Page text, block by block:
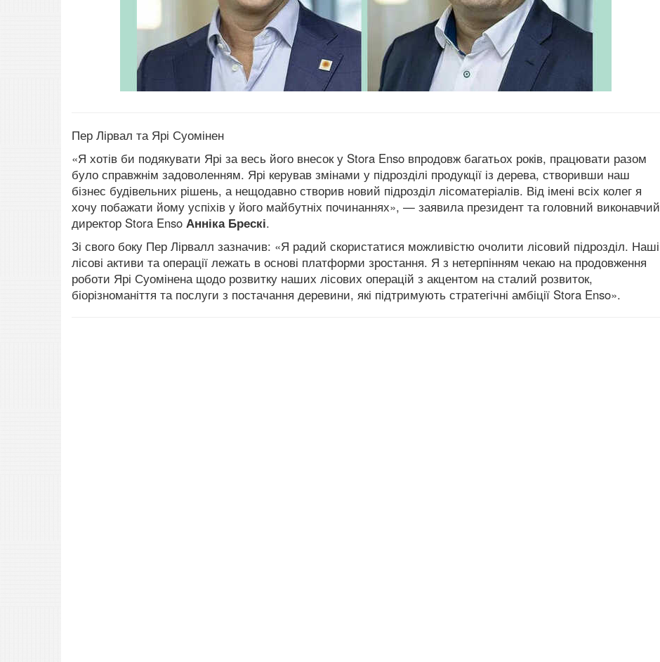
Пер Лірвал та Ярі Суомінен
«Я хотів би подякувати Ярі за весь його внесок у Stora Enso впродовж багатьох років, працювати разом
було справжнім задоволенням. Ярі керував змінами у підрозділі продукції із дерева, створивши наш
бізнес будівельних рішень, а нещодавно створив новий підрозділ лісоматеріалів. Від імені всіх колег я
хочу побажати йому успіхів у його майбутніх починаннях», — заявила президент та головний виконавчий
директор Stora Enso Анніка Брескі.
Зі свого боку Пер Лірвалл зазначив: «Я радий скористатися можливістю очолити лісовий підрозділ. Наші
лісові активи та операції лежать в основі платформи зростання. Я з нетерпінням чекаю на продовження
роботи Ярі Суомінена щодо розвитку наших лісових операцій з акцентом на сталий розвиток,
біорізноманіття та послуги з постачання деревини, які підтримують стратегічні амбіції Stora Enso».